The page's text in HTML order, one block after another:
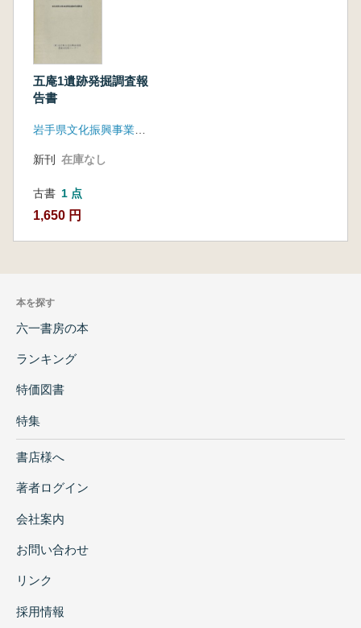
五庵1遺跡発掘調査報
告書
新刊 在庫なし
古書 1 点
1,650 円
本を探す
六一書房の本
ランキング
特価図書
特集
書店様へ
著者ログイン
会社案内
お問い合わせ
リンク
採用情報